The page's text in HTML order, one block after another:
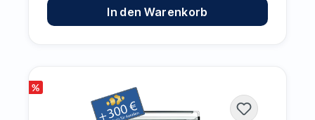
In den Warenkorb
%